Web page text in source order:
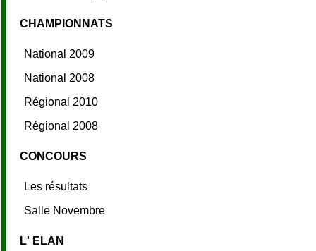
CHAMPIONNATS
National 2009
National 2008
Régional 2010
Régional 2008
CONCOURS
Les résultats
Salle Novembre
L' ELAN